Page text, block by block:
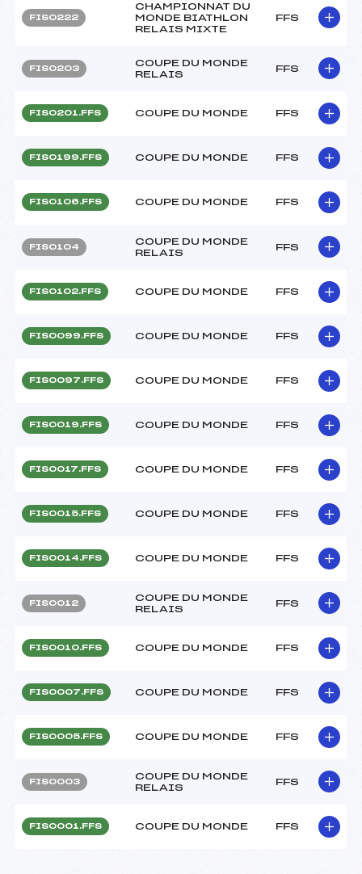
FIS0222
CHAMPIONNAT DU
MONDE BIATHLON
RELAIS MIXTE
FFS
FIS0203
COUPE DU MONDE
RELAIS
FFS
FIS0201.FFS COUPE DU MONDE FFS
FIS0199.FFS COUPE DU MONDE FFS
FIS0106.FFS COUPE DU MONDE FFS
FIS0104
COUPE DU MONDE
RELAIS
FFS
FIS0102.FFS COUPE DU MONDE FFS
FIS0099.FFS COUPE DU MONDE FFS
FIS0097.FFS COUPE DU MONDE FFS
FIS0019.FFS COUPE DU MONDE FFS
FIS0017.FFS COUPE DU MONDE FFS
FIS0015.FFS COUPE DU MONDE FFS
FIS0014.FFS COUPE DU MONDE FFS
FIS0012
COUPE DU MONDE
RELAIS
FFS
FIS0010.FFS COUPE DU MONDE FFS
FIS0007.FFS COUPE DU MONDE FFS
FIS0005.FFS COUPE DU MONDE FFS
FIS0003
COUPE DU MONDE
RELAIS
FFS
FIS0001.FFS COUPE DU MONDE FFS